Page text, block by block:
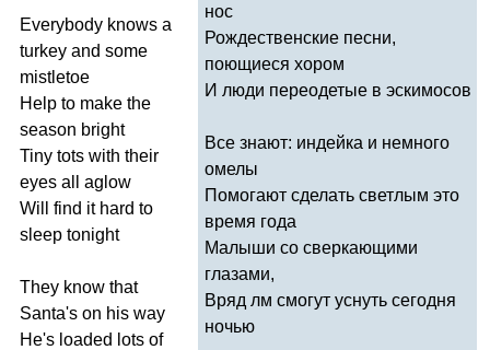
Everybody knows a
turkey and some
mistletoe
Help to make the
season bright
Tiny tots with their
eyes all
aglow
Will
find it hard to
sleep tonight
They know that
Santa's on his way
He's loaded lots of
нос
Рождественские песни,
поющиеся хором
И люди переодетые в эскимосов
Все знают: индейка и немного
омелы
Помогают сделать светлым это
время года
Малыши со сверкающими
глазами,
Вряд лм смогут уснуть сегодня
ночью